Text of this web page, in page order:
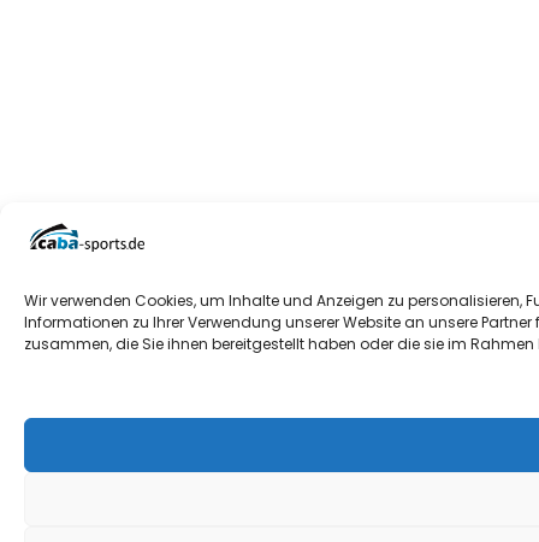
Wir verwenden Cookies, um Inhalte und Anzeigen zu
Informationen zu Ihrer Verwendung unserer Website an unsere
zusammen, die Sie ihnen bereitgestellt haben oder die sie im